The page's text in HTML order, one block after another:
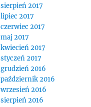
sierpień 2017
lipiec 2017
czerwiec 2017
maj 2017
kwiecień 2017
styczeń 2017
grudzień 2016
październik 2016
wrzesień 2016
sierpień 2016